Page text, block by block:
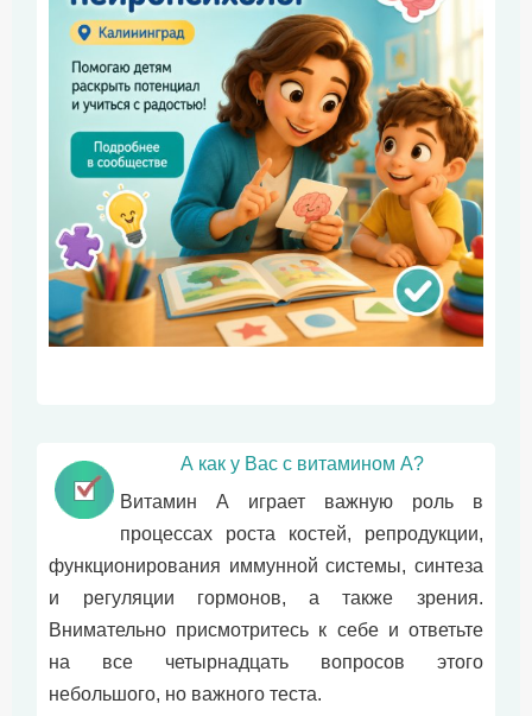
А как у Вас с витамином А?
Витамин А играет важную роль в
процессах роста костей, репродукции,
функционирования иммунной системы, синтеза
и регуляции гормонов, а также зрения.
Внимательно присмотритесь к себе и ответьте
на все четырнадцать вопросов этого
небольшого, но важного теста.